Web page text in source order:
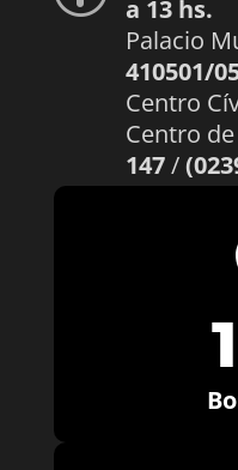
a 13 hs.
Palacio
410501/
Centro
Centro
147/